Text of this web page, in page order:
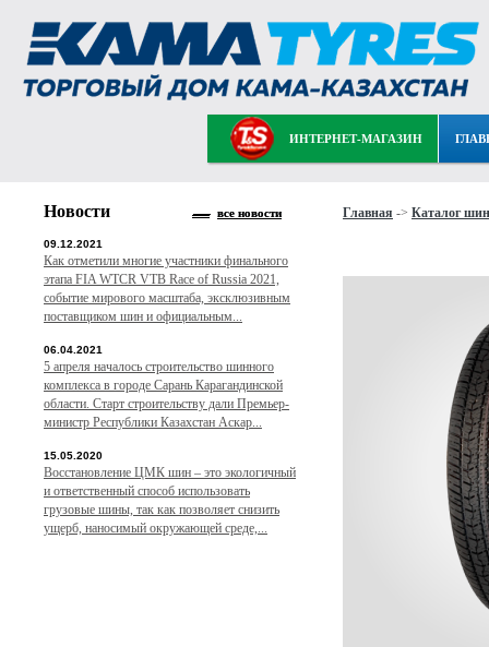
ИНТЕРНЕТ-МАГАЗИН
Главная -> Каталог шин
Новости все новости
09.12.2021
Как отметили многие участники финального
этапа FIA WTCR VTB Race of Russia 2021,
событие мирового масштаба, эксклюзивным
поставщиком шин и официальным...
06.04.2021
5 апреля началось строительство шинного
комплекса в городе Сарань Карагандинской
области. Старт строительству дали Премьер-
министр Республики Казахстан Аскар...
15.05.2020
Восстановление ЦМК шин – это экологичный
и ответственный способ использовать
грузовые шины, так как позволяет снизить
ущерб, наносимый окружающей среде,...